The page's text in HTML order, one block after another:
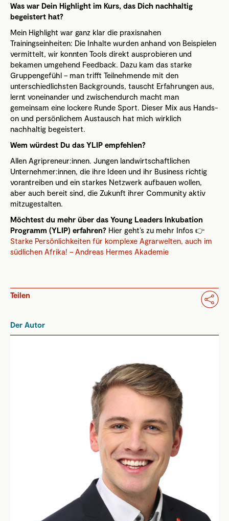
Was war Dein Highlight im Kurs, das Dich nachhaltig
begeistert hat?
Mein Highlight war ganz klar die praxisnahen
Trainingseinheiten: Die Inhalte wurden anhand von Beispielen
vermittelt, wir konnten Tools direkt ausprobieren und
bekamen umgehend Feedback. Dazu kam das starke
Gruppengefühl – man trifft Teilnehmende mit den
unterschiedlichsten Backgrounds, tauscht Erfahrungen aus,
lernt voneinander und zwischendurch macht man
gemeinsam eine lockere Runde Sport. Dieser Mix aus Hands-
on und persönlichem Austausch hat mich wirklich
nachhaltig begeistert.
Wem würdest Du das YLIP empfehlen?
Allen Agripreneur:innen. Jungen landwirtschaftlichen
Unternehmer:innen, die ihre Ideen und ihr Business richtig
vorantreiben und ein starkes Netzwerk aufbauen wollen,
aber auch bereit sind, die Zukunft ihrer Community aktiv
mitzugestalten.
Möchtest du mehr über das Young Leaders Inkubation
Programm (YLIP) erfahren? Hier geht’s zu mehr Infos 👉
Starke Persönlichkeiten für komplexe Agrarwelten, auch im
südlichen Afrika! – Andreas Hermes Akademie
Teilen
Der Autor